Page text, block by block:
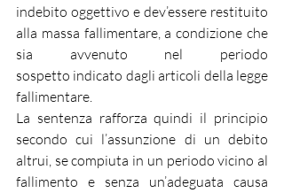
indebito oggettivo e dev’essere restituito
alla massa fallimentare, a condizione che
sia avvenuto nel periodo
sospetto indicato dagli articoli della legge
fallimentare.
La sentenza rafforza quindi il principio
secondo cui l’assunzione di un debito
altrui, se compiuta in un periodo vicino al
fallimento e senza un’adeguata causa